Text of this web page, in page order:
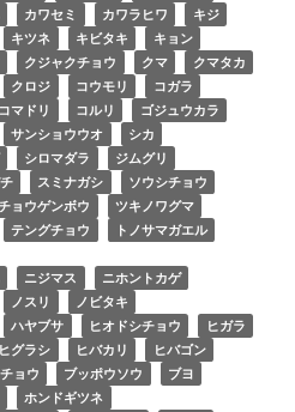
カワセミ カワラヒワ
キジ
キツネ キビタキ
キョン
クジャクチョウ クマ
クマタカ
クロジ コウモリ
コガラ
コマドリ コルリ
ゴジュウカラ
サンショウウオ
シカ
シロマダラ
ジムグリ
スミナガシ
ソウシチョウ
ョウゲンボウ
ツキノワグマ
テングチョウ
トノサマガエル
ニジマス
ニホントカゲ
ノスリ
ノビタキ
ハヤブサ ヒオドシチョウ
ヒガラ
ヒグラシ ヒバカリ
ヒバゴン
ョウ ブッポウソウ
ブヨ
ホンドギツネ